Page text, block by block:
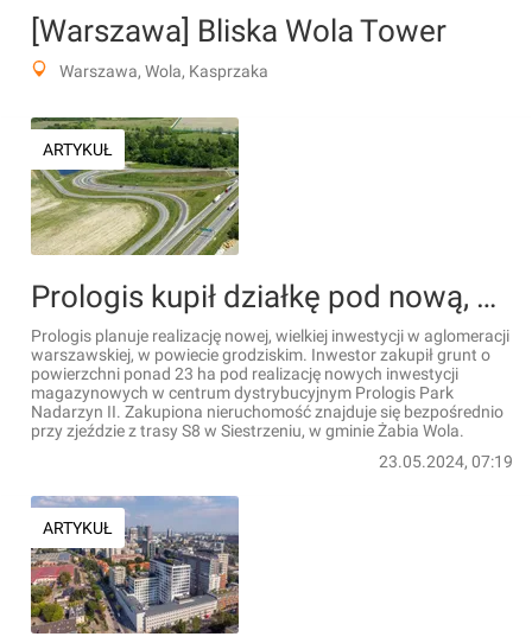
[Warszawa] Bliska Wola Tower
Warszawa, Wola, Kasprzaka
ARTYKUŁ
Prologis kupił działkę pod nową, wielką inwestycję pod Warszawą
Prologis planuje realizację nowej, wielkiej inwestycji w aglomeracji
warszawskiej, w powiecie grodziskim. Inwestor zakupił grunt o
powierzchni ponad 23 ha pod realizację nowych inwestycji
magazynowych w centrum dystrybucyjnym Prologis Park
Nadarzyn II. Zakupiona nieruchomość znajduje się bezpośrednio
przy zjeździe z trasy S8 w Siestrzeniu, w gminie Żabia Wola.
23.05.2024, 07:19
ARTYKUŁ